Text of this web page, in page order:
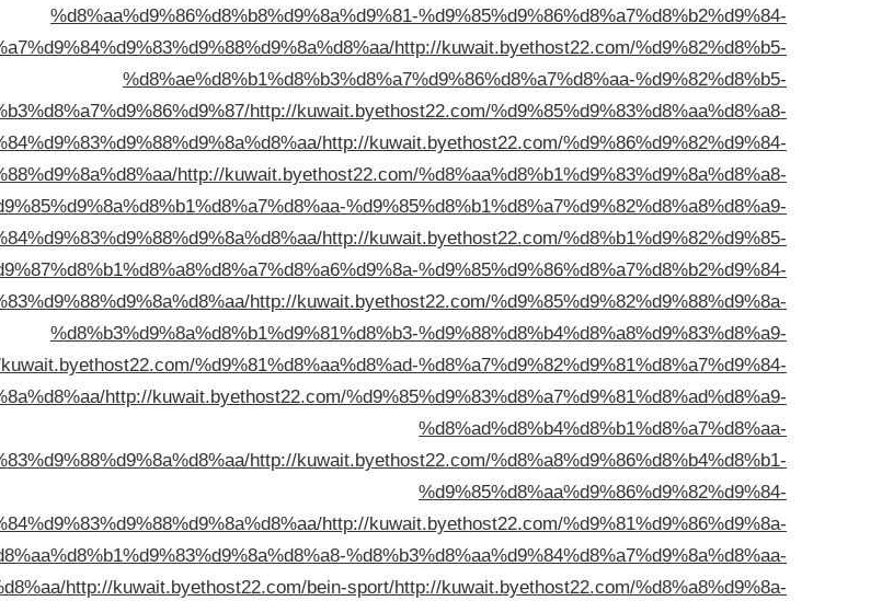
%d8%aa%d9%86%d8%b8%d9%8a%d9%81-%d9%85%d9%86%d8%a7%d8%b2%d9%84-
http://kuwait.byethost22.com/%d9%82%d8%b5-
%d8%ae%d8%b1%d8%b3%d8%a7%d9%86%d8%a7%d8%aa-%d9%82%d8%b5-
http://kuwait.byethost22.com/%d9%85%d9%83%d8%aa%d8%a8-
http://kuwait.byethost22.com/%d9%86%d9%82%d9%84-
http://kuwait.byethost22.com/%d8%aa%d8%b1%d9%83%d9%8a%d8%a8-
%d9%85%d8%b1%d8%a7%d9%82%d8%a8%d8%a9-
http://kuwait.byethost22.com/%d8%b1%d9%82%d9%85-
%d9%85%d9%86%d8%a7%d8%b2%d9%84-
http://kuwait.byethost22.com/%d9%85%d9%82%d9%88%d9%8a-
%d8%b3%d9%8a%d8%b1%d9%81%d8%b3-%d9%88%d8%b4%d8%a8%d9%83%d8%a9-
%d9%81%d8%aa%d8%ad-%d8%a7%d9%82%d9%81%d8%a7%d9%84-
http://kuwait.byethost22.com/%d9%85%d9%83%d8%a7%d9%81%d8%ad%d8%a9-
%d8%ad%d8%b4%d8%b1%d8%a7%d8%aa-
http://kuwait.byethost22.com/%d8%a8%d9%86%d8%b4%d8%b1-
%d9%85%d8%aa%d9%86%d9%82%d9%84-
http://kuwait.byethost22.com/%d9%81%d9%86%d9%8a-
%d8%b3%d8%aa%d9%84%d8%a7%d9%8a%d8%aa-
http://kuwait.byethost22.com/bein-sport/http://kuwait.byethost22.com/%d8%a8%d9%8a-